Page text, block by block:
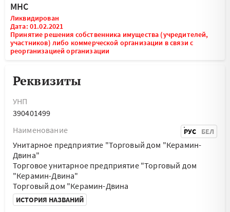
МНС
Ликвидирован
Дата: 01.02.2021
Принятие решения собственника имущества (учредителей,
участников) либо коммерческой организации в связи с
реорганизацией организации
Реквизиты
УНП
390401499
Наименование
РУС БЕЛ
Унитарное предприятие "Торговый дом "Керамин-
Двина"
Торговое унитарное предприятие "Торговый дом
"Керамин-Двина"
Торговый дом "Керамин-Двина
ИСТОРИЯ НАЗВАНИЙ